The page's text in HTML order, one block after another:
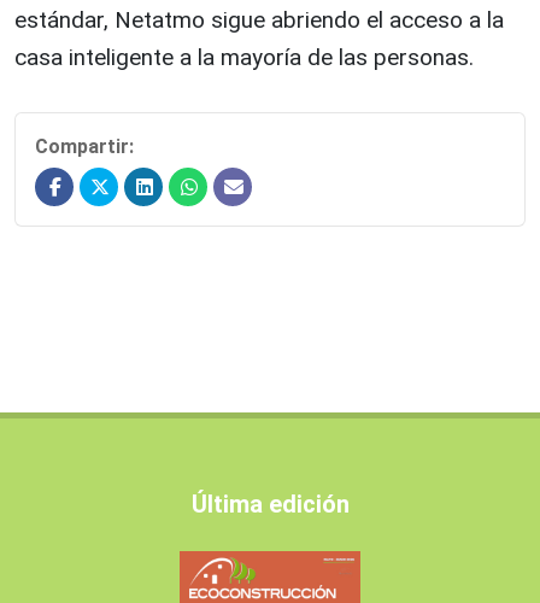
estándar, Netatmo sigue abriendo el acceso a la
casa inteligente a la mayoría de las personas.
Compartir:
Última edición